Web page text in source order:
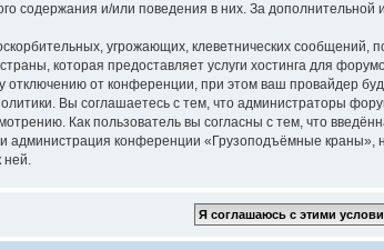
содержания и/или поведения в них. За
угрожающих, клеветнических
которая предоставляет услуги хостинга для
от конференции, при этом ваш провайдер
Вы соглашаетесь с тем, что администраторы
Как пользователь вы согласны с тем, что
конференции «Грузоподъёмные краны»,